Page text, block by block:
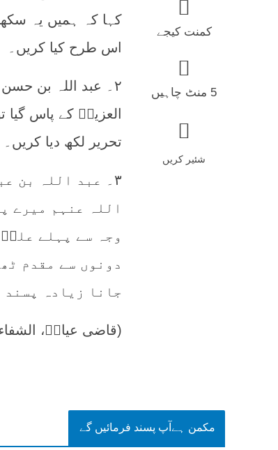
کمنت کیجے
5 منٹ چاہیں
شئیر کریں
کہا کہ ہمیں یہ
اس طرح کیا کریں۔
۲۔ عبد اللہ بن
العزیزؒ کے پاس گیا
تحریر لکھ دیا
۳۔ عبد اللہ بن
اللہ عنہم میرے
وجہ سے پہلے
دونوں سے مقدم
جانا زیادہ پسند
(قاضی عیاضؒ،
مکمن ہےآپ پسند فرمائیں گے